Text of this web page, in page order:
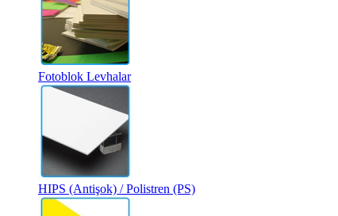
Fotoblok Levhalar
HIPS (Antişok) / Polistren (PS)